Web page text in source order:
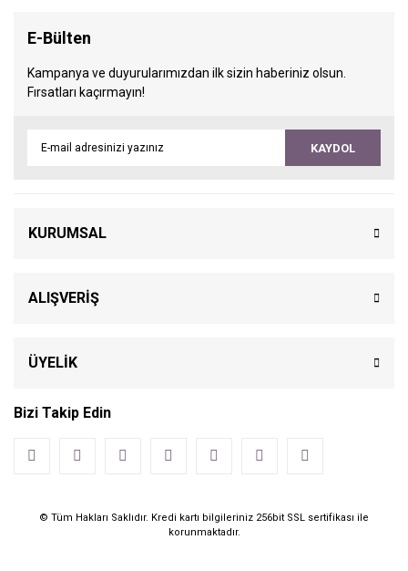
E-Bülten
Kampanya ve duyurularımızdan ilk sizin haberiniz olsun.
Fırsatları kaçırmayın!
KAYDOL
KURUMSAL
ALIŞVERİŞ
ÜYELİK
Bizi Takip Edin
© Tüm Hakları Saklıdır. Kredi kartı bilgileriniz 256bit SSL sertifikası ile
korunmaktadır.